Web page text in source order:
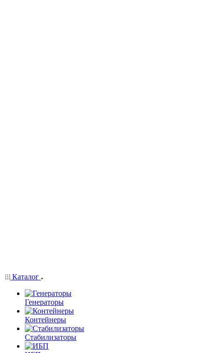
Каталог
Генераторы
Контейнеры
Стабилизаторы